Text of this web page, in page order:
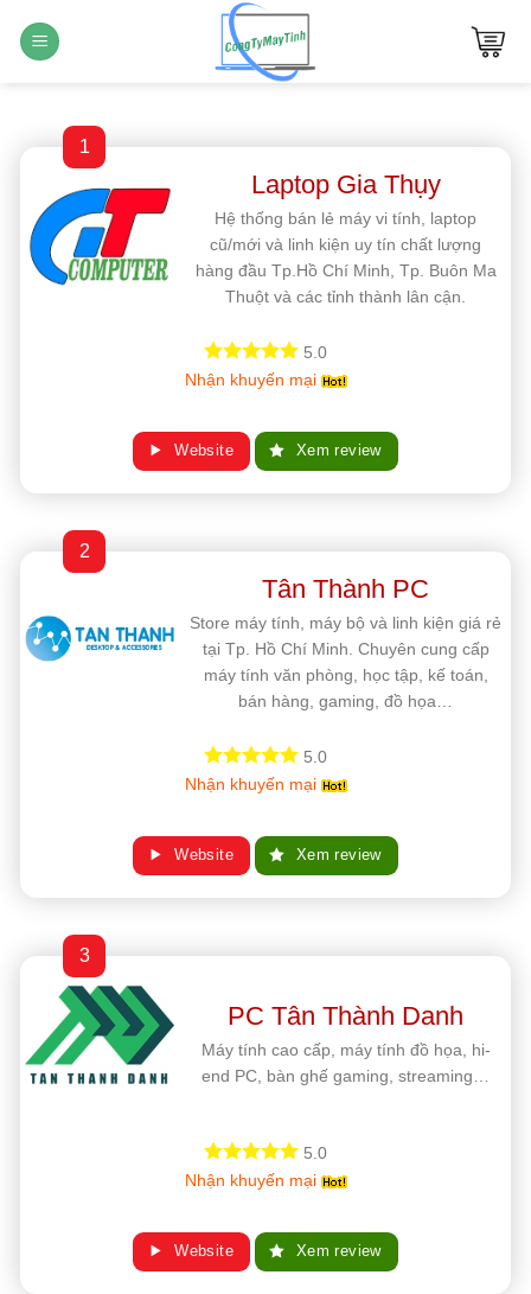
qua
1
Laptop Gia Thụy
Hệ thống bán lẻ máy vi tính, laptop
cũ/mới và linh kiện uy tín chất lượng
hàng đầu Tp.Hồ Chí Minh, Tp. Buôn Ma
Thuột và các tỉnh thành lân cận.
5.0
Nhận khuyến mại
Website Xem review
2
Tân Thành PC
Store máy tính, máy bộ và linh kiện giá rẻ
tại Tp. Hồ Chí Minh. Chuyên cung cấp
máy tính văn phòng, học tập, kế toán,
bán hàng, gaming, đồ họa…
5.0
Nhận khuyến mại
Website Xem review
3
PC Tân Thành Danh
Máy tính cao cấp, máy tính đồ họa, hi-
end PC, bàn ghế gaming, streaming…
5.0
Nhận khuyến mại
Website Xem review